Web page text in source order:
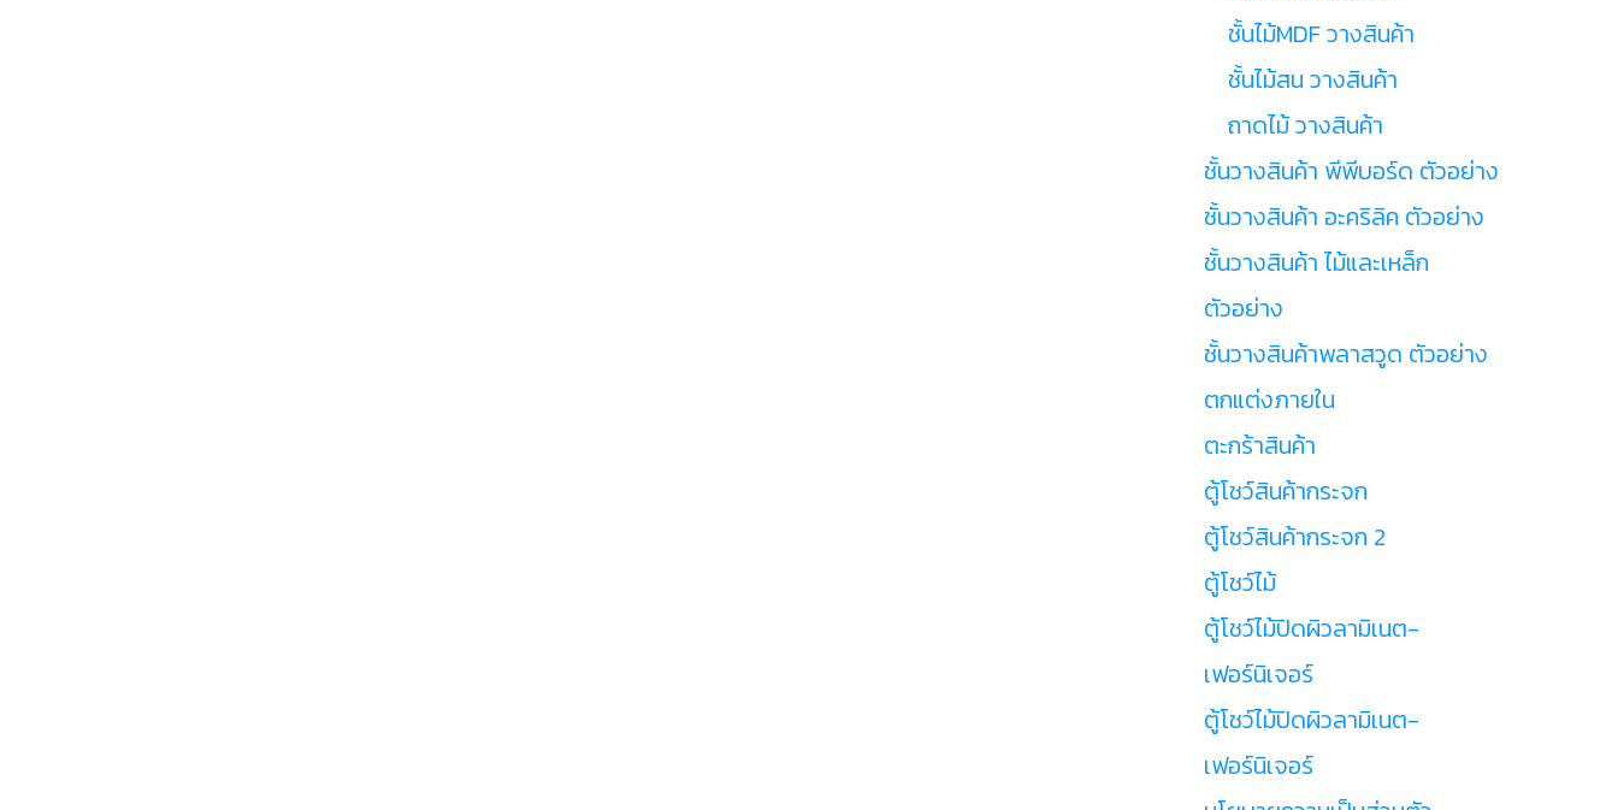
ชั้นไม้MDF วางสินค้า
ชั้นไม้สน วางสินค้า
ถาดไม้ วางสินค้า
ชั้นวางสินค้า พีพีบอร์ด ตัวอย่าง
ชั้นวางสินค้า อะคริลิค ตัวอย่าง
ชั้นวางสินค้า ไม้และเหล็ก
ตัวอย่าง
ชั้นวางสินค้าพลาสวูด ตัวอย่าง
ตกแต่งภายใน
ตะกร้าสินค้า
ตู้โชว์สินค้ากระจก
ตู้โชว์สินค้ากระจก 2
ตู้โชว์ไม้
ตู้โชว์ไม้ปิดผิวลามิเนต-
เฟอร์นิเจอร์
ตู้โชว์ไม้ปิดผิวลามิเนต-
เฟอร์นิเจอร์